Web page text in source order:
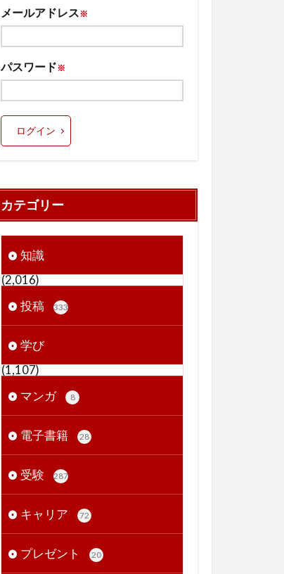
メールアドレス※
パスワード※
ログイン
カテゴリー
知識
(2,016)
投稿
333
学び
(1,107)
マンガ
8
電子書籍 28
受験 287
キャリア 72
プレゼント 20